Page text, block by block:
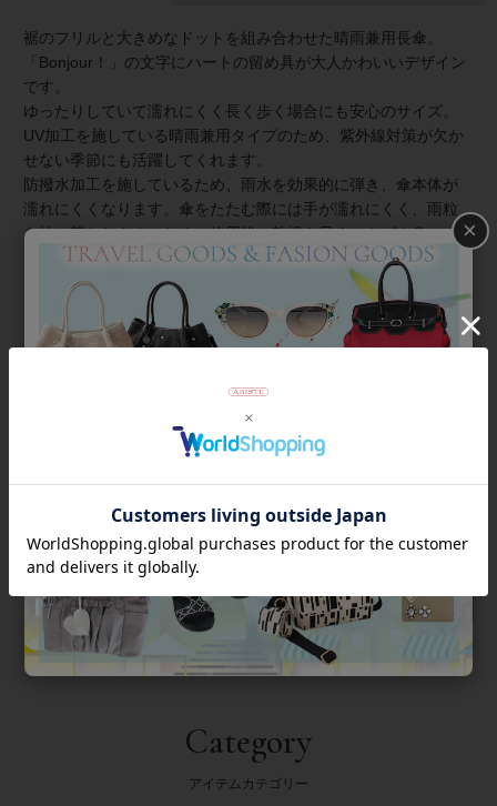
裾のフリルと大きめなドットを組み合わせた晴雨兼用長傘。
「Bonjour！」の文字にハートの留め具が大人かわいいデザイン
です。
ゆったりしていて濡れにくく長く歩く場合にも安心のサイズ。
UV加工を施している晴雨兼用タイプのため、紫外線対策が欠か
せない季節にも活躍してくれます。
防撥水加工を施しているため、雨水を効果的に弾き、傘本体が
濡れにくくなります。傘をたたむ際には手が濡れにくく、雨粒
を払い落としやすいため、使用後の乾燥も早く、カビや臭いの
発生を抑えることができます。
【ギフトラッピングについて】
こちらの商品はラッピング不可商品です。
返品について
Category
アイテムカテゴリー
×